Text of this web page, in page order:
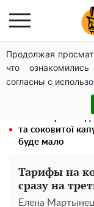
Продолжая
что
согласны с
Олена Тополя
"Антитіла"
Як учасник
оплату
та соковитої
буде мало
Тарифы на
сразу на
Елена Мартынец